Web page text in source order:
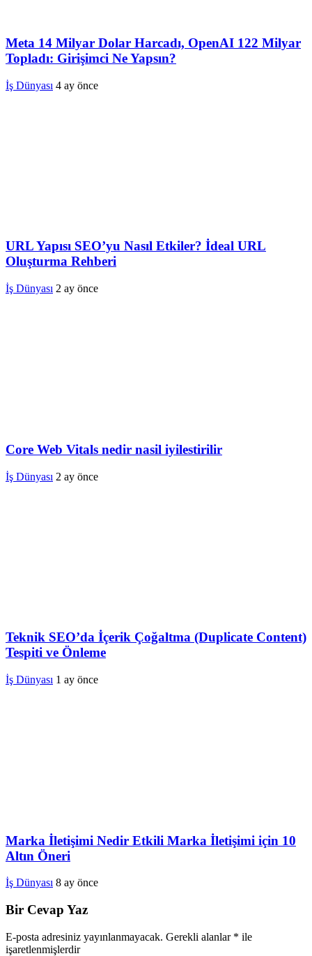
Meta 14 Milyar Dolar Harcadı, OpenAI 122 Milyar
Topladı: Girişimci Ne Yapsın?
İş Dünyası 4 ay önce
URL Yapısı SEO’yu Nasıl Etkiler? İdeal URL
Oluşturma Rehberi
İş Dünyası 2 ay önce
Core Web Vitals nedir nasil iyilestirilir
İş Dünyası 2 ay önce
Teknik SEO’da İçerik Çoğaltma (Duplicate Content)
Tespiti ve Önleme
İş Dünyası 1 ay önce
Marka İletişimi Nedir Etkili Marka İletişimi için 10
Altın Öneri
İş Dünyası 8 ay önce
Bir Cevap Yaz
E-posta adresiniz yayınlanmayacak. Gerekli alanlar * ile
işaretlenmişlerdir